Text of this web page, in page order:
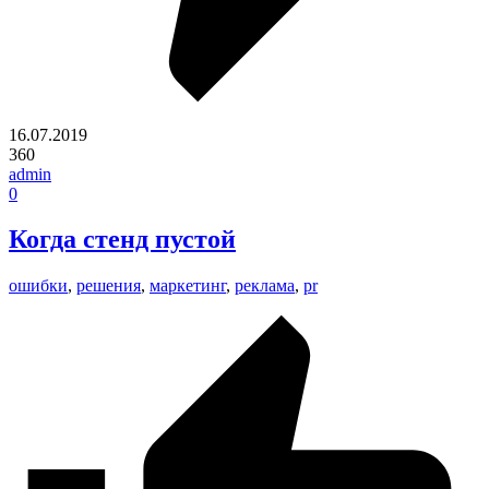
16.07.2019
360
admin
0
Когда стенд пустой
ошибки, решения, маркетинг, реклама, pr